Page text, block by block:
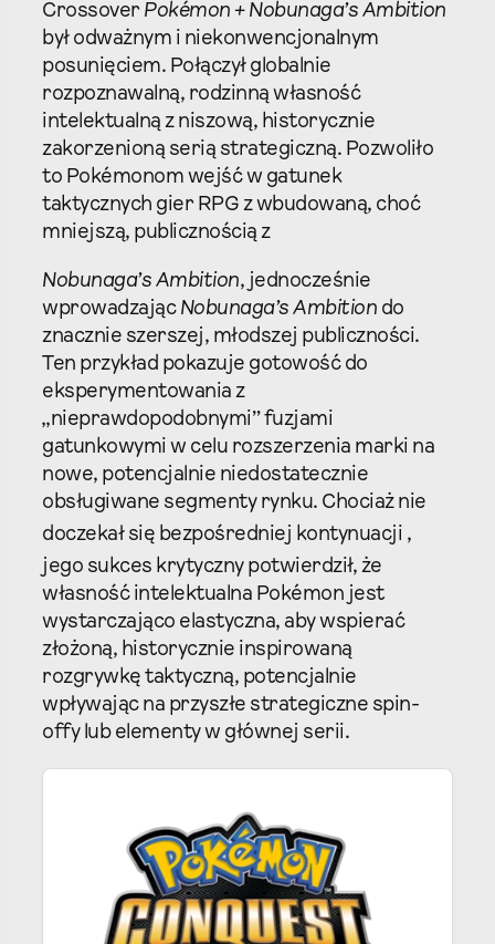
Crossover Pokémon + Nobunaga’s Ambition
był odważnym i niekonwencjonalnym
posunięciem. Połączył globalnie
rozpoznawalną, rodzinną własność
intelektualną z niszową, historycznie
zakorzenioną serią strategiczną. Pozwoliło
to Pokémonom wejść w gatunek
taktycznych gier RPG z wbudowaną, choć
mniejszą, publicznością z
Nobunaga’s Ambition, jednocześnie
wprowadzając Nobunaga’s Ambition do
znacznie szerszej, młodszej publiczności.
Ten przykład pokazuje gotowość do
eksperymentowania z
„nieprawdopodobnymi” fuzjami
gatunkowymi w celu rozszerzenia marki na
nowe, potencjalnie niedostatecznie
obsługiwane segmenty rynku. Chociaż nie
doczekał się bezpośredniej kontynuacji ,
jego sukces krytyczny potwierdził, że
własność intelektualna Pokémon jest
wystarczająco elastyczna, aby wspierać
złożoną, historycznie inspirowaną
rozgrywkę taktyczną, potencjalnie
wpływając na przyszłe strategiczne spin-
offy lub elementy w głównej serii.